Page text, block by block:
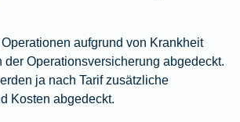
aufgrund von Krankheit
der Operationsversicherung abgedeckt.
ja nach Tarif zusätzliche
Kosten abgedeckt.